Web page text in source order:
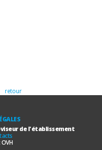
retour
de l'établissement
OVH